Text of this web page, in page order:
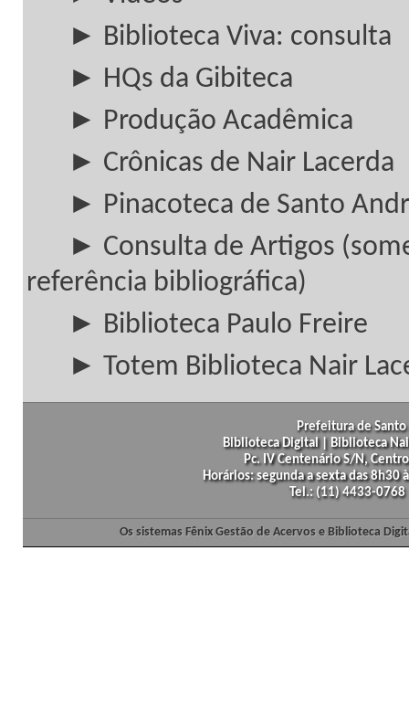
► Biblioteca Viva: consulta
► HQs da Gibiteca
► Produção Acadêmica
► Crônicas de Nair Lacerda
► Pinacoteca de Santo
► Consulta de Artigos
referência bibliográfica)
► Biblioteca Paulo Freire
► Totem Biblioteca Nair
Prefeitura de
Biblioteca Digital | Biblioteca
Pc. IV Centenário S/N,
Horários: segunda a sexta das
Tel.: (11) 4433-
Os sistemas Fênix Gestão de Acervos e Biblioteca